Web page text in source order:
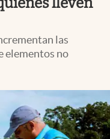
las
elementos no